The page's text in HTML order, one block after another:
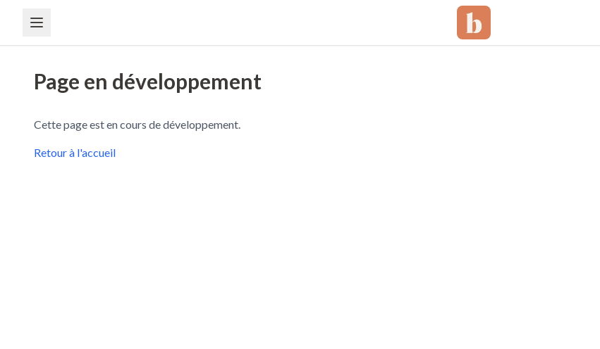
Page en développement
Cette page est en cours de développement.
Retour à l'accueil